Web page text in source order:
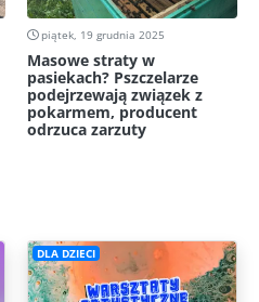
piątek, 19 grudnia 2025
Masowe straty w
pasiekach? Pszczelarze
podejrzewają związek z
pokarmem, producent
odrzuca zarzuty
DLA DZIECI